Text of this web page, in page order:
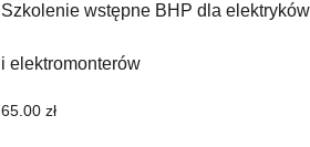
Szkolenie wstępne BHP dla elektryków
i elektromonterów
65.00 zł